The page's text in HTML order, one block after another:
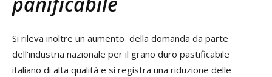
Si rileva inoltre un aumento della domanda da parte
dell'industria nazionale per il grano duro pastificabile
italiano di alta qualità e si registra una riduzione delle